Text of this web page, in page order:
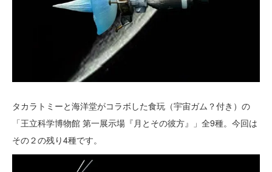
タカラトミーと海洋堂がコラボした食玩（宇宙ガム？付き）の
「王立科学博物館 第一展示場『月とその彼方』」全9種。今回は
その２の残り4種です。